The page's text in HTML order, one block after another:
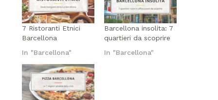
7 Ristoranti Etnici
Barcellona
In "Barcellona"
Barcellona insolita: 7
quartieri da scoprire
In "Barcellona"